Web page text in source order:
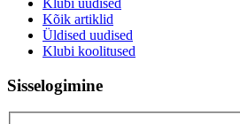
Kõik artiklid
Üldised uudised
Klubi koolitused
Sisselogimine